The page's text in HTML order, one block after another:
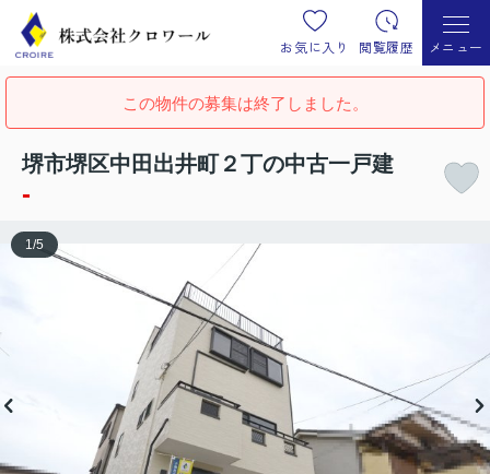
お気に入り 閲覧履歴 メニュー
この物件の募集は終了しました。
堺市堺区中田出井町２丁の中古一戸建
-
1 /5